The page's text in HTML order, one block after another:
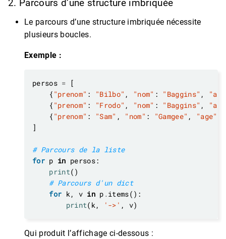
2. Parcours d’une structure imbriquée
Le parcours d’une structure imbriquée nécessite
plusieurs boucles.
Exemple :
persos =
    {
"prenom" : "Bilbo" , "nom" : "Baggins" ,
    {
"prenom" : "Frodo" , "nom" : "Baggins" ,
    {
"prenom" : "Sam" , "nom" : "Gamgee" , "age"
# Parcours de la liste
for p in
print
# Parcours d'un dict
for k, v in p .
print(k, '->'
Qui produit l’affichage ci-dessous :